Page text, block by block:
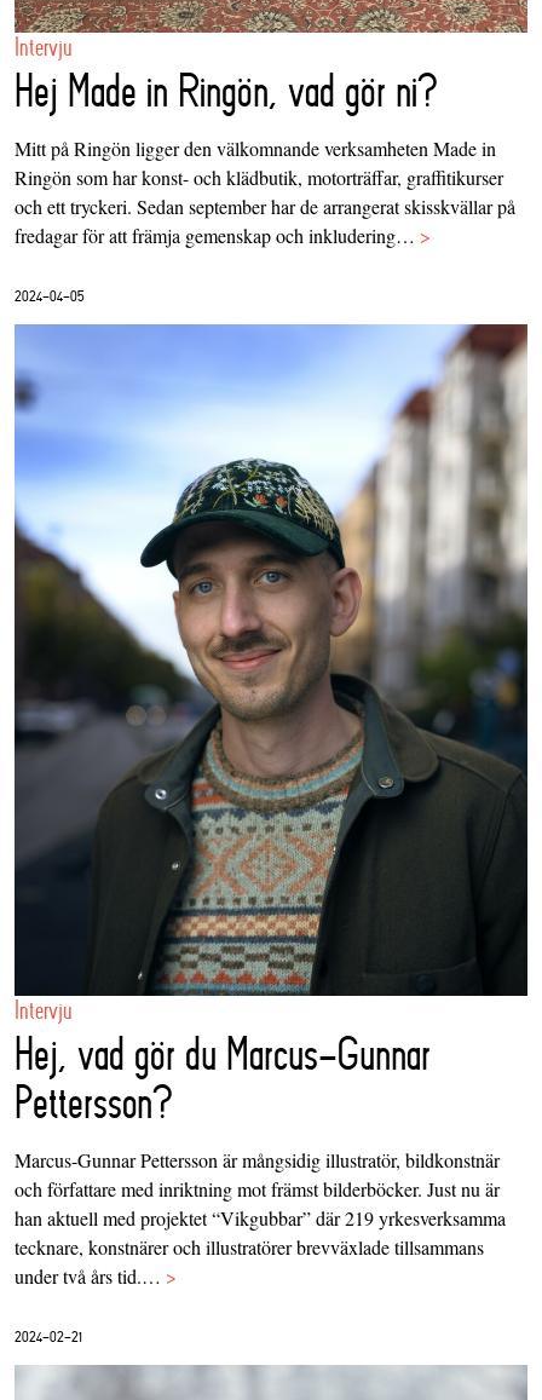
Intervju
Hej Made in Ringön, vad gör ni?
Mitt på Ringön ligger den välkomnande verksamheten Made in
Ringön som har konst- och klädbutik, motorträffar, graffitikurser
och ett tryckeri. Sedan september har de arrangerat skisskvällar på
fredagar för att främja gemenskap och inkludering… >
2024-04-05
Intervju
Hej, vad gör du Marcus-Gunnar
Pettersson?
Marcus-Gunnar Pettersson är mångsidig illustratör, bildkonstnär
och författare med inriktning mot främst bilderböcker. Just nu är
han aktuell med projektet “Vikgubbar” där 219 yrkesverksamma
tecknare, konstnärer och illustratörer brevväxlade tillsammans
under två års tid.… >
2024-02-21